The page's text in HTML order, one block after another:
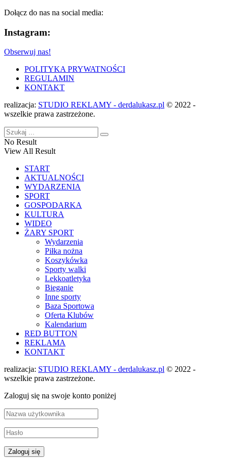
Dołącz do nas na social media:
Instagram:
Obserwuj nas!
POLITYKA PRYWATNOŚCI
REGULAMIN
KONTAKT
realizacja: STUDIO REKLAMY - derdalukasz.pl © 2022 -
wszelkie prawa zastrzeżone.
No Result
View All Result
START
AKTUALNOŚCI
WYDARZENIA
SPORT
GOSPODARKA
KULTURA
WIDEO
ŻARY SPORT
Wydarzenia
Piłka nożna
Koszykówka
Sporty walki
Lekkoatletyka
Bieganie
Inne sporty
Baza Sportowa
Oferta Klubów
Kalendarium
RED BUTTON
REKLAMA
KONTAKT
realizacja: STUDIO REKLAMY - derdalukasz.pl © 2022 -
wszelkie prawa zastrzeżone.
Zaloguj się na swoje konto poniżej